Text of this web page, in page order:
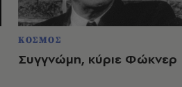
ΚΟΣΜΟΣ
Συγγνώμη, κύριε Φώκνερ